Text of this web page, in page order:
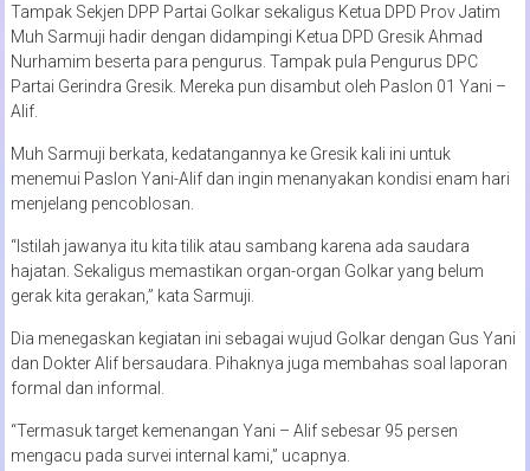
Tampak Sekjen DPP Partai Golkar sekaligus Ketua DPD Prov Jatim
Muh Sarmuji hadir dengan didampingi Ketua DPD Gresik Ahmad
Nurhamim beserta para pengurus. Tampak pula Pengurus DPC
Partai Gerindra Gresik. Mereka pun disambut oleh Paslon 01 Yani –
Alif.
Muh Sarmuji berkata, kedatangannya ke Gresik kali ini untuk
menemui Paslon Yani-Alif dan ingin menanyakan kondisi enam hari
menjelang pencoblosan.
“Istilah jawanya itu kita tilik atau sambang karena ada saudara
hajatan. Sekaligus memastikan organ-organ Golkar yang belum
gerak kita gerakan,” kata Sarmuji.
Dia menegaskan kegiatan ini sebagai wujud Golkar dengan Gus Yani
dan Dokter Alif bersaudara. Pihaknya juga membahas soal laporan
formal dan informal.
“Termasuk target kemenangan Yani – Alif sebesar 95 persen
mengacu pada survei internal kami,” ucapnya.